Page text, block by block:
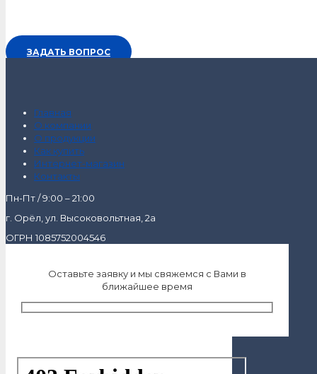
ЗАДАТЬ ВОПРОС
Главная
О компании
О продукции
Как купить
Интернет-магазин
Контакты
Пн-Пт / 9:00 – 21:00
г. Орёл, ул. Высоковольтная, 2а
ОГРН 1085752004546
Оставьте заявку и мы свяжемся с Вами в
ближайшее время